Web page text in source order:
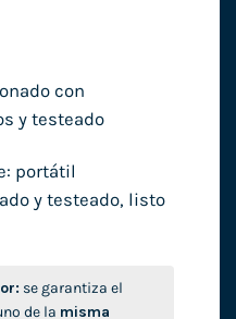
con
y testeado
portátil
y testeado, listo
se garantiza el
de la misma